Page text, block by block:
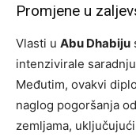
Promjene u
Vlasti u Abu Dhabiju
intenzivirale
Međutim, ovakvi
naglog pogoršanja
zemljama,